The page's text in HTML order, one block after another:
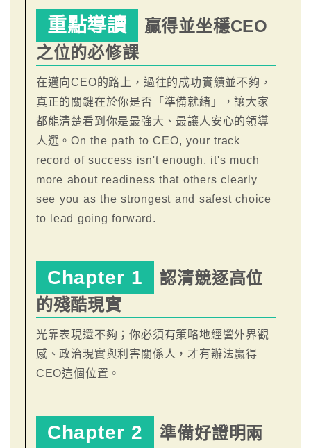
重點導讀
贏得並坐穩CEO
之位的必修課
在邁向CEO的路上，過往的成功實績並不夠，
真正的關鍵在於你是否「準備就緒」，讓大家
都能清楚看到你是最強大、最讓人安心的領導
人選。On the path to CEO, your track
record of success isn't enough, it's much
more about readiness that others clearly
see you as the strongest and safest choice
to lead going forward.
Chapter 1
認清競逐高位
的殘酷現實
光靠表現還不夠；你必須有策略地經營外界觀
感、政治現實與利害關係人，才有辦法贏得
CEO這個位置。
Chapter 2
準備好證明兩